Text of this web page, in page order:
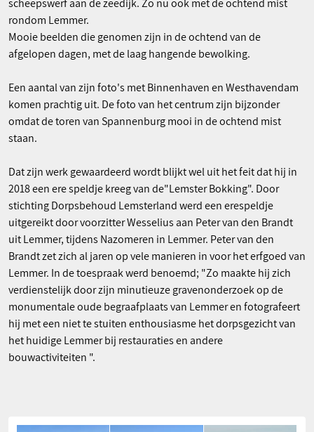
scheepswerf aan de zeedijk. Zo nu ook met de ochtend mist
rondom Lemmer.
Mooie beelden die genomen zijn in de ochtend van de
afgelopen dagen, met de laag hangende bewolking.
Een aantal van zijn foto's met Binnenhaven en Westhavendam
komen prachtig uit. De foto van het centrum zijn bijzonder
omdat de toren van Spannenburg mooi in de ochtend mist
staan.
Dat zijn werk gewaardeerd wordt blijkt wel uit het feit dat hij in
2018 een ere speldje kreeg van de"Lemster Bokking". Door
stichting Dorpsbehoud Lemsterland werd een erespeldje
uitgereikt door voorzitter Wesselius aan Peter van den Brandt
uit Lemmer, tijdens Nazomeren in Lemmer. Peter van den
Brandt zet zich al jaren op vele manieren in voor het erfgoed van
Lemmer. In de toespraak werd benoemd; "Zo maakte hij zich
verdienstelijk door zijn minutieuze gravenonderzoek op de
monumentale oude begraafplaats van Lemmer en fotografeert
hij met een niet te stuiten enthousiasme het dorpsgezicht van
het huidige Lemmer bij restauraties en andere
bouwactiviteiten ".